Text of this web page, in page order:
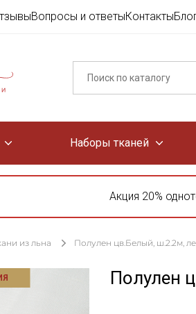
Вопросы и ответыКонтакты
Наборы тканей
Акция 20%
из льна Полулен цв.Белый, ш.2.2м,
Полулен